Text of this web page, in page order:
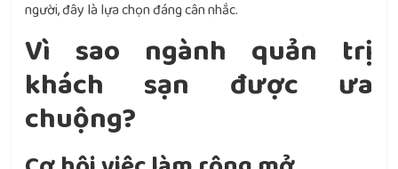
người, đây là lựa chọn đáng cân nhắc.
Vì sao ngành quản trị
khách sạn được ưa
chuộng?